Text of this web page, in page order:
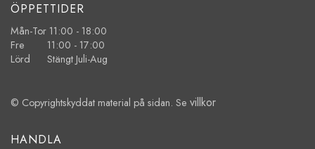
ÖPPETTIDER
Mån-Tor 11:00 - 18:00
Fre 11:00 - 17:00
Lörd Stängt Juli-Aug
© Copyrightskyddat material på sidan. Se villkor
HANDLA